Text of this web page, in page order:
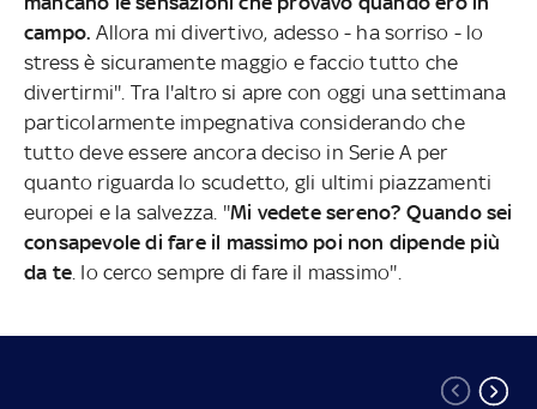
campo. Allora mi divertivo, adesso - ha sorriso - lo
stress è sicuramente maggio e faccio tutto che
divertirmi''. Tra l'altro si apre con oggi una settimana
particolarmente impegnativa considerando che
tutto deve essere ancora deciso in Serie A per
quanto riguarda lo scudetto, gli ultimi piazzamenti
europei e la salvezza. ''Mi vedete sereno? Quando sei
consapevole di fare il massimo poi non dipende più
da te . Io cerco sempre di fare il massimo''.